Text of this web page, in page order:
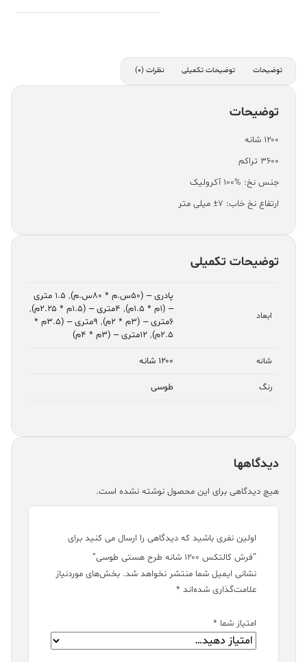
توضیحات توضیحات تکمیلی نظرات (0)
توضیحات
۱۲۰۰ شانه
۳۶۰۰ تراکم
جنس نخ: %100 آکرولیک
ارتفاع نخ خاب: ۷± میلی متر
توضیحات تکمیلی
ابعاد
پادری – (۵۰س.م * ۸۰س.م) ,
۱.۵ متری
– (۱م * ۱.۵م)
, ۴متری – (۱.۵م * ۲.۲۵م)
,
۶متری – (۳م * ۲م)
,
۹متری – (۳.۵م *
۲.۵م)
, ۱۲متری – (۳م * ۴م)
شانه ۱۲۰۰ شانه
رنگ طوسی
دیدگاهها
هیچ دیدگاهی برای این محصول نوشته نشده است.
اولین نفری باشید که دیدگاهی را ارسال می کنید برای
“فرش کالتکس ۱۲۰۰ شانه طرح هستی طوسی”
نشانی ایمیل شما منتشر نخواهد شد. بخش‌های موردنیاز
علامت‌گذاری شده‌اند *
امتیاز شما *